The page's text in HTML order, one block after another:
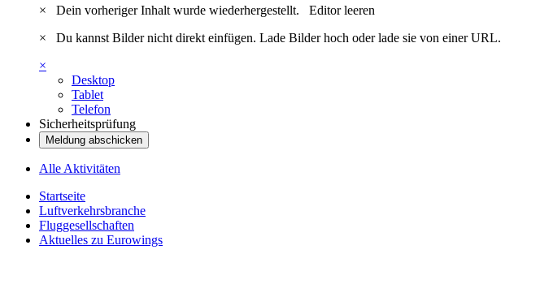
×
Dein vorheriger Inhalt wurde wiederhergestellt. Editor leeren
×
Du kannst Bilder nicht direkt einfügen. Lade Bilder hoch oder lade sie von einer URL.
×
Desktop
Tablet
Telefon
Sicherheitsprüfung
Meldung abschicken
Alle Aktivitäten
Startseite
Luftverkehrsbranche
Fluggesellschaften
Aktuelles zu Eurowings